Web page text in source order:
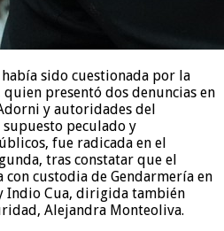
sido cuestionada por la
presentó dos denuncias en
y autoridades del
peculado y
fue radicada en el
tras constatar que el
custodia de Gendarmería en
Indio Cua, dirigida también
Alejandra Monteoliva.